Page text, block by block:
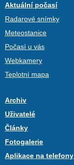
Aktuální počasí
Radarové snímky
Meteostanice
Počasí u vás
Webkamery
Teplotní mapa
Archiv
Uživatelé
Články
Fotogalerie
Aplikace na telefony